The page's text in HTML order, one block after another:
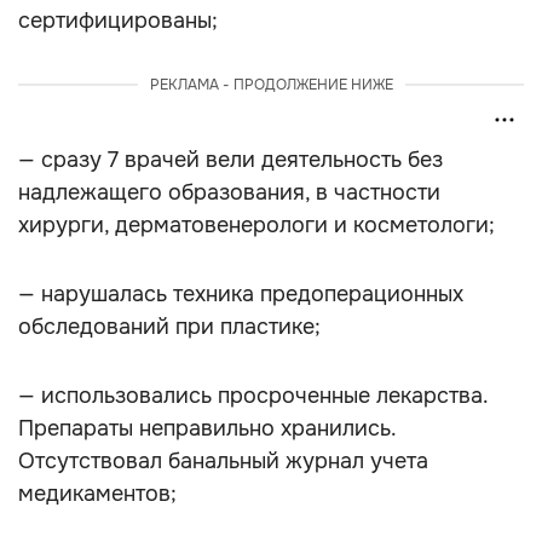
сертифицированы;
РЕКЛАМА - ПРОДОЛЖЕНИЕ НИЖЕ
— сразу 7 врачей вели деятельность без
надлежащего образования, в частности
хирурги, дерматовенерологи и косметологи;
— нарушалась техника предоперационных
обследований при пластике;
— использовались просроченные лекарства.
Препараты неправильно хранились.
Отсутствовал банальный журнал учета
медикаментов;